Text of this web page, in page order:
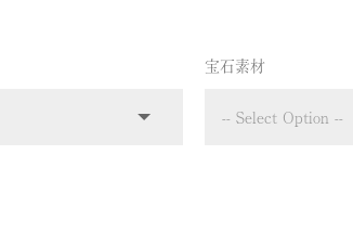
宝石素材